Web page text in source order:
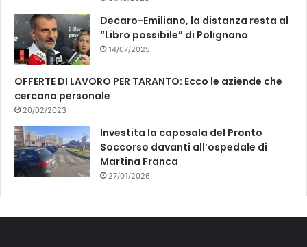
Decaro-Emiliano, la distanza resta al
“Libro possibile” di Polignano
14/07/2025
OFFERTE DI LAVORO PER TARANTO: Ecco le aziende che
cercano personale
20/02/2023
Investita la caposala del Pronto
Soccorso davanti all’ospedale di
Martina Franca
27/01/2026